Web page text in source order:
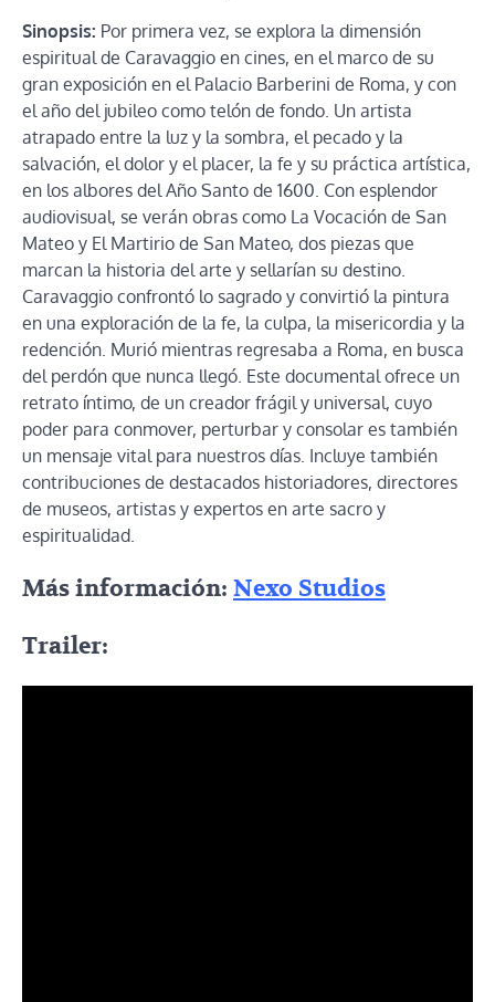
Sinopsis: Por primera vez, se explora la dimensión
espiritual de Caravaggio en cines, en el marco de su
gran exposición en el Palacio Barberini de Roma, y con
el año del jubileo como telón de fondo. Un artista
atrapado entre la luz y la sombra, el pecado y la
salvación, el dolor y el placer, la fe y su práctica artística,
en los albores del Año Santo de 1600. Con esplendor
audiovisual, se verán obras como La Vocación de San
Mateo y El Martirio de San Mateo, dos piezas que
marcan la historia del arte y sellarían su destino.
Caravaggio confrontó lo sagrado y convirtió la pintura
en una exploración de la fe, la culpa, la misericordia y la
redención. Murió mientras regresaba a Roma, en busca
del perdón que nunca llegó. Este documental ofrece un
retrato íntimo, de un creador frágil y universal, cuyo
poder para conmover, perturbar y consolar es también
un mensaje vital para nuestros días. Incluye también
contribuciones de destacados historiadores, directores
de museos, artistas y expertos en arte sacro y
espiritualidad.
Más información: Nexo Studios
Trailer: